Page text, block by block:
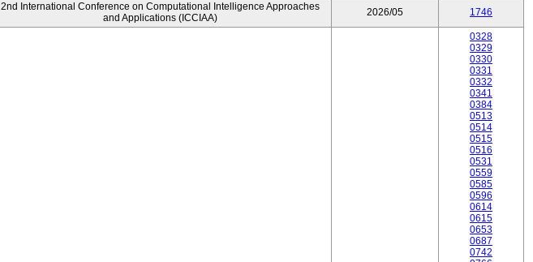
2nd International Conference on Computational Intelligence Approaches
and Applications (ICCIAA)
2026/05 1746
0328
0329
0330
0331
0332
0341
0384
0513
0514
0515
0516
0531
0559
0585
0596
0614
0615
0653
0687
0742